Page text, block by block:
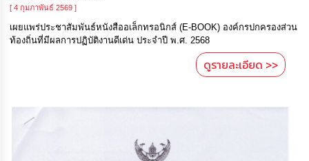
[ 4 กุมภาพันธ์ 2569 ]
เผยแพร่ประชาสัมพันธ์หนังสืออเล็กทรอนิกส์ (E-BOOK) องค์กรปกครองส่วน
ท้องถิ่นที่มีผลการปฏิบัติงานดีเด่น ประจำปี พ.ศ. 2568
ดูรายละเอียด >>